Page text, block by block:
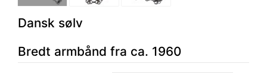
Dansk sølv
Bredt armbånd fra ca. 1960